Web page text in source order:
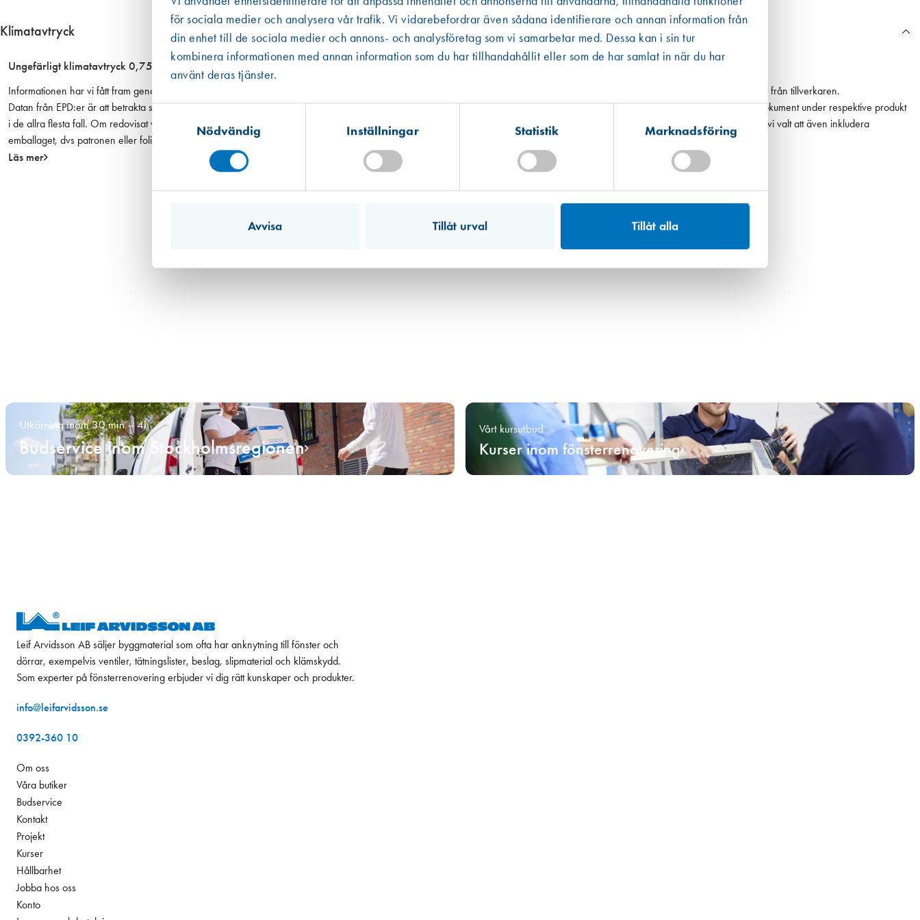
för sociala medier och analysera vår trafik. Vi vidarebefordrar även sådana identifierare och annan information från
din enhet till de sociala medier och annons- och analysföretag som vi samarbetar med. Dessa kan i sin tur
kombinera informationen med annan information som du har tillhandahållit eller som de har samlat in när du har
använt deras tjänster.
Samtyckesval
Nödvändig
Inställningar Statistik Marknadsföring
Avvisa Tillåt urval Tillåt alla
ö
5
0
m
m
Klimatavtryck
Ungefärligt klimatavtryck 0,75 kg CO2 ekv. per enhet
Informationen har vi fått fram genom i första hand en EPD om det finns tillgängligt, i andra hand data från en miljödatabas och i tredje hand från Boverkets databas eller annan data från tillverkaren.
Datan från EPD:er är att betrakta som mer tillförlitlig än den övriga informationen som ibland är mer schablonmässig. Om värdet har kommit från en EPD finns den som ett bifogat dokument under respektive produkt
i de allra flesta fall. Om redovisat värde har haft ett intervall eller om råvarans ursprung inte kunnat säkerställas har vi av trovärdighetsskäl valt det högsta värdet. För fogmassor har vi valt att även inkludera
emballaget, dvs patronen eller foliepåsen.
Läs mer
Utkörning inom 30 min – 4h
Budservice inom Stockholmsregionen
Vårt kursutbud
Kurser inom fönsterrenovering
Leif Arvidsson AB säljer byggmaterial som ofta har anknytning till fönster och
dörrar, exempelvis ventiler, tätningslister, beslag, slipmaterial och klämskydd.
Som experter på fönsterrenovering erbjuder vi dig rätt kunskaper och produkter.
info@leifarvidsson.se
0392-360 10
Om oss
Våra butiker
Budservice
Kontakt
Projekt
Kurser
Hållbarhet
Jobba hos oss
Konto
Västberga
Slut i lager
Hitta hit
Mullsjö (lager)
Finns i lager (8 st)
Hitta hit